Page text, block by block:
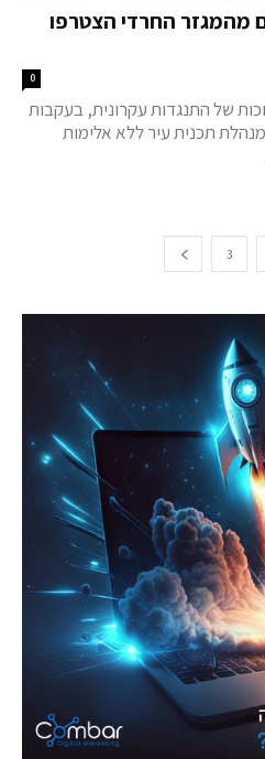
מהמגזר החרדי הצטרפו
0
של התנגדות עקרונית, בעקבות
תכנית עיר ללא אלימות
3